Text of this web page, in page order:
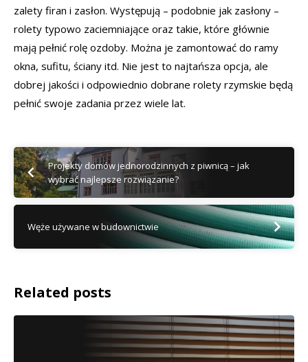
zalety firan i zasłon. Występują – podobnie jak zasłony –
rolety typowo zaciemniające oraz takie, które głównie
mają pełnić rolę ozdoby. Można je zamontować do ramy
okna, sufitu, ściany itd. Nie jest to najtańsza opcja, ale
dobrej jakości i odpowiednio dobrane rolety rzymskie będą
pełnić swoje zadania przez wiele lat.
Projekty domów jednorodzinnych z piwnicą – jak
wybrać najlepsze rozwiązanie?
Węże używane w budownictwie
Related posts